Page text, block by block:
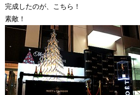
完成したのが、こちら！
素敵！